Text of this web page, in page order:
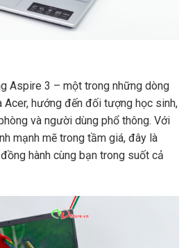
Aspire 3 – một trong những dòng
Acer, hướng đến đối tượng học sinh,
và người dùng phổ thông. Với
mạnh mẽ trong tầm giá, đây là
hành cùng bạn trong suốt cả